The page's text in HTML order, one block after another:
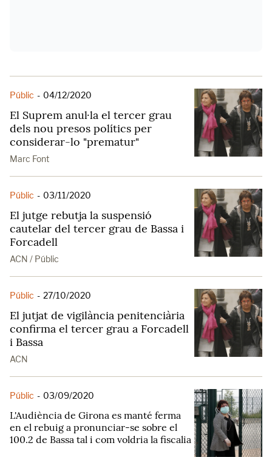
Públic - 04/12/2020
El Suprem anul·la el tercer grau
dels nou presos polítics per
considerar-lo "prematur"
Marc Font
Públic - 03/11/2020
El jutge rebutja la suspensió
cautelar del tercer grau de Bassa i
Forcadell
ACN / Públic
Públic - 27/10/2020
El jutjat de vigilància penitenciària
confirma el tercer grau a Forcadell
i Bassa
ACN
Públic - 03/09/2020
L'Audiència de Girona es manté ferma
en el rebuig a pronunciar-se sobre el
100.2 de Bassa tal i com voldria la fiscalia